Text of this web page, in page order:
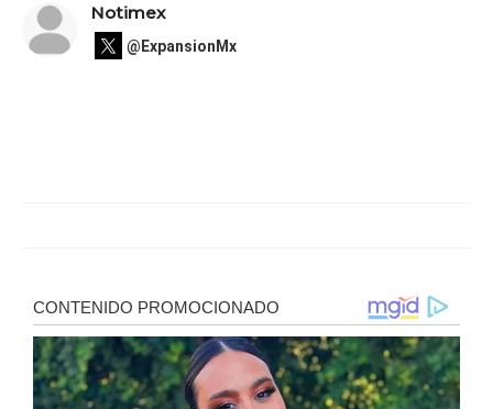
Notimex
@ExpansionMx